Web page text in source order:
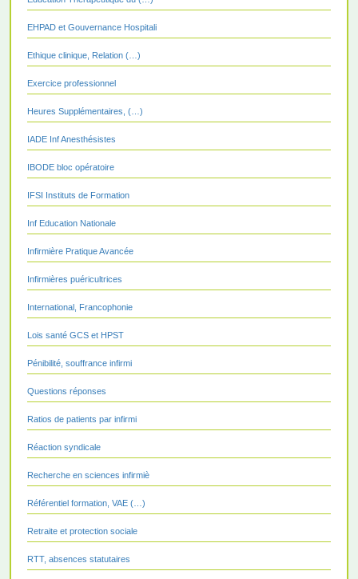
EHPAD et Gouvernance Hospitali
Ethique clinique, Relation (…)
Exercice professionnel
Heures Supplémentaires, (…)
IADE Inf Anesthésistes
IBODE bloc opératoire
IFSI Instituts de Formation
Inf Education Nationale
Infirmière Pratique Avancée
Infirmières puéricultrices
International, Francophonie
Lois santé GCS et HPST
Pénibilité, souffrance infirmi
Questions réponses
Ratios de patients par infirmi
Réaction syndicale
Recherche en sciences infirmiè
Référentiel formation, VAE (…)
Retraite et protection sociale
RTT, absences statutaires